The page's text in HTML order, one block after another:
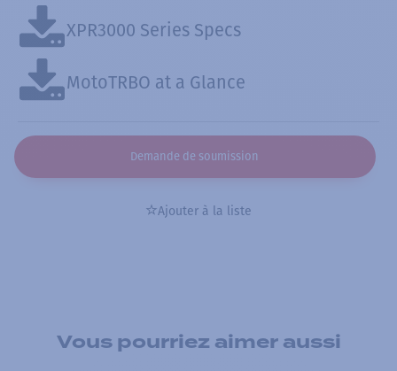
XPR3000 Series Specs
MotoTRBO at a Glance
Demande de soumission
Ajouter à la liste
Vous pourriez aimer aussi